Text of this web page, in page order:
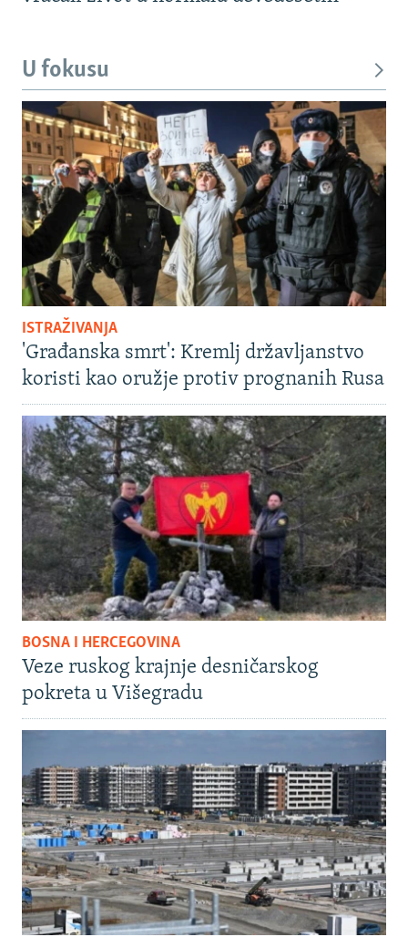
U fokusu
ISTRAŽIVANJA
'Građanska smrt': Kremlj državljanstvo
koristi kao oružje protiv prognanih Rusa
BOSNA I HERCEGOVINA
Veze ruskog krajnje desničarskog
pokreta u Višegradu